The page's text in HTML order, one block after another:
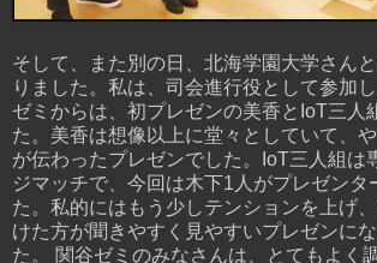
そして、また別の日、北海学園大学さん
りました。私は、司会進行役として参加
ゼミからは、初プレゼンの美香とIoT三人
た。美香は想像以上に堂々としていて、
が伝わったプレゼンでした。IoT三人組は
ジマッチで、今回は木下1人がプレゼンタ
た。私的にはもう少しテンションを上げ
けた方が聞きやすく見やすいプレゼンに
た。 関谷ゼミのみなさんは、とてもよく